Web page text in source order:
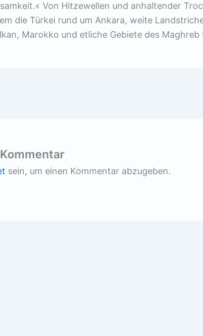
Von Hitzewellen und anhaltender
die Türkei rund um Ankara, weite
Marokko und etliche Gebiete des
sein, um einen Kommentar abzugeben.